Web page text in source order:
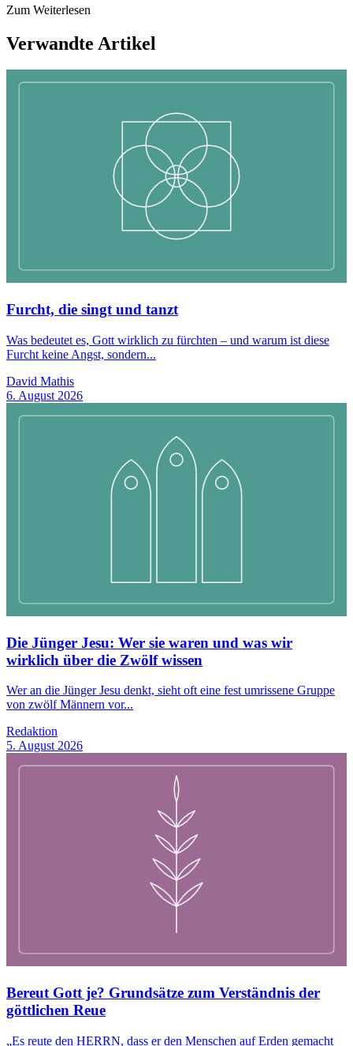
Zum Weiterlesen
Verwandte Artikel
Furcht, die singt und tanzt
Was bedeutet es, Gott wirklich zu fürchten – und warum ist diese
Furcht keine Angst, sondern...
David Mathis
6. August 2026
Die Jünger Jesu: Wer sie waren und was wir
wirklich über die Zwölf wissen
Wer an die Jünger Jesu denkt, sieht oft eine fest umrissene Gruppe
von zwölf Männern vor...
Redaktion
5. August 2026
Bereut Gott je? Grundsätze zum Verständnis der
göttlichen Reue
„Es reute den HERRN, dass er den Menschen auf Erden gemacht